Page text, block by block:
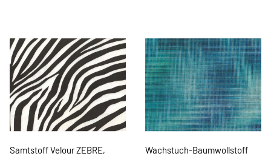
Samtstoff Velour ZEBRE,
Wachstuch-Baumwollstoff